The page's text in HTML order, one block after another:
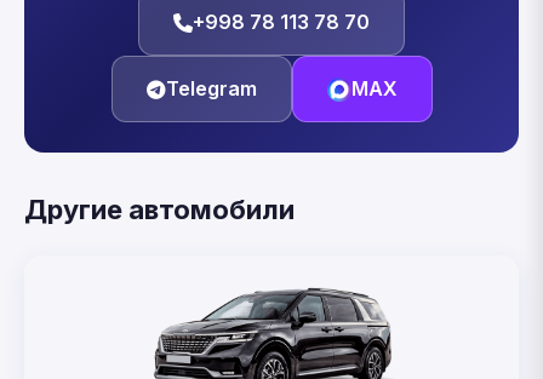
+998 78 113 78 70
Telegram MAX
Другие автомобили